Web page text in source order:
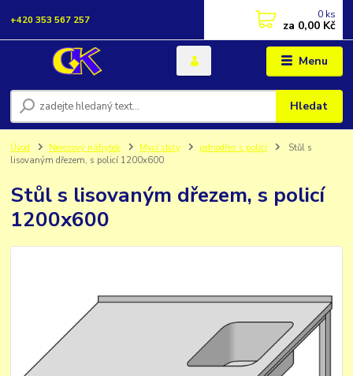
Menu
Hledat
+420 353 567 257 0 ks
za 0,00 Kč
Úvod Nerezový nábytek Mycí stoly jednodřez s policí
Stůl s
lisovaným dřezem, s policí 1200x600
Stůl s lisovaným dřezem, s policí
1200x600